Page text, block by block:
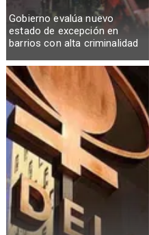
Gobierno evalúa nuevo
estado de excepción en
barrios con alta criminalidad